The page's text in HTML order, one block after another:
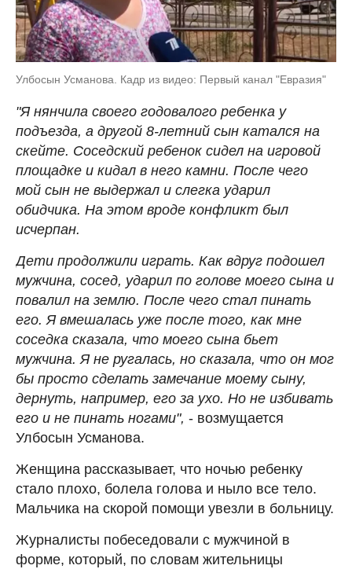
Улбосын Усманова. Кадр из видео: Первый канал "Евразия"
"Я нянчила своего годовалого ребенка у
подъезда, а другой 8-летний сын катался на
скейте. Соседский ребенок сидел на игровой
площадке и кидал в него камни. После чего
мой сын не выдержал и слегка ударил
обидчика. На этом вроде конфликт был
исчерпан.
Дети продолжили играть. Как вдруг подошел
мужчина, сосед, ударил по голове моего сына и
повалил на землю. После чего стал пинать
его. Я вмешалась уже после того, как мне
соседка сказала, что моего сына бьет
мужчина. Я не ругалась, но сказала, что он мог
бы просто сделать замечание моему сыну,
дернуть, например, его за ухо. Но не избивать
его и не пинать ногами", - возмущается
Улбосын Усманова.
Женщина рассказывает, что ночью ребенку
стало плохо, болела голова и ныло все тело.
Мальчика на скорой помощи увезли в больницу.
Журналисты побеседовали с мужчиной в
форме, который, по словам жительницы